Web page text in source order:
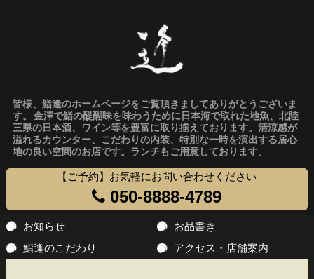
皆様、鮨逢のホームページをご覧頂きましてありがとうございま
す。 金澤で鮨の醍醐味を味わうために日本海で取れた地魚、北陸
三県の日本酒、ワイン等を豊富に取り揃えております。清涼感が
溢れるカウンター、こだわりの内装、特別な一時を演出する居心
地の良い空間のお店です。ランチもご用意しております。
【ご予約】お気軽にお問い合わせください
050-8888-4789
コ
ン
テ
お知らせ
お品書き
鮨逢のこだわり
アクセス・店舗案内